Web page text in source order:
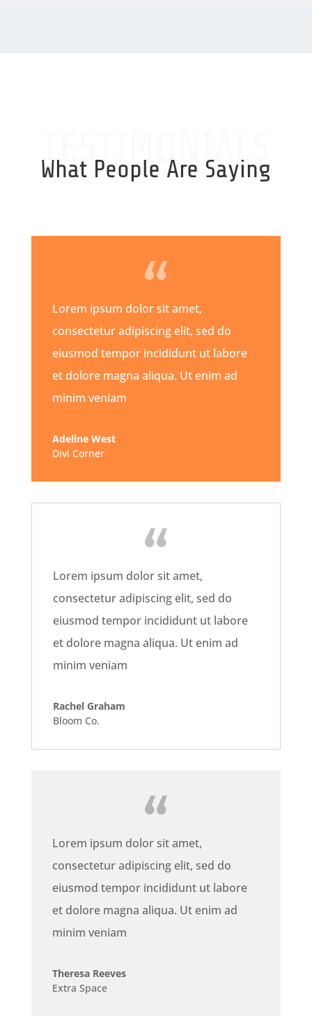
TESTIMONIALS
What People Are Saying
Lorem ipsum dolor sit amet,
consectetur adipiscing elit, sed do
eiusmod tempor incididunt ut labore
et dolore magna aliqua. Ut enim ad
minim veniam
Adeline West
Divi Corner
Lorem ipsum dolor sit amet,
consectetur adipiscing elit, sed do
eiusmod tempor incididunt ut labore
et dolore magna aliqua. Ut enim ad
minim veniam
Rachel Graham
Bloom Co.
Lorem ipsum dolor sit amet,
consectetur adipiscing elit, sed do
eiusmod tempor incididunt ut labore
et dolore magna aliqua. Ut enim ad
minim veniam
Theresa Reeves
Extra Space